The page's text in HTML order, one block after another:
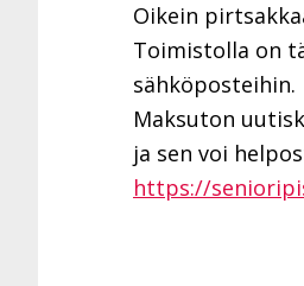
Oikein
Toimistolla on
sähköposteihin.
Maksuton
ja sen voi
https://